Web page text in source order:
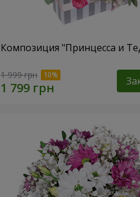
Композиция "Принцесса и
1 999 грн